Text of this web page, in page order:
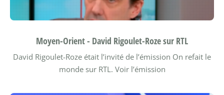
Moyen-Orient - David Rigoulet-Roze sur RTL
David Rigoulet-Roze était l’invité de l’émission On refait le
monde sur RTL. Voir l’émission